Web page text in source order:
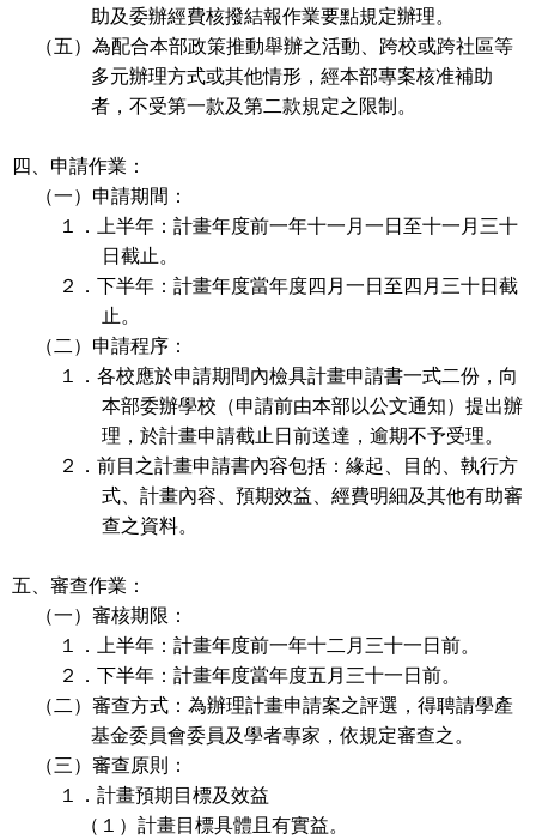
助及委辦經費核撥結報作業要點規定辦理。
（五）為配合本部政策推動舉辦之活動、跨校或跨社區等
多元辦理方式或其他情形，經本部專案核准補助
者，不受第一款及第二款規定之限制。
四、申請作業：
（一）申請期間：
１．上半年：計畫年度前一年十一月一日至十一月三十
日截止。
２．下半年：計畫年度當年度四月一日至四月三十日截
止。
（二）申請程序：
１．各校應於申請期間內檢具計畫申請書一式二份，向
本部委辦學校（申請前由本部以公文通知）提出辦
理，於計畫申請截止日前送達，逾期不予受理。
２．前目之計畫申請書內容包括：緣起、目的、執行方
式、計畫內容、預期效益、經費明細及其他有助審
查之資料。
五、審查作業：
（一）審核期限：
１．上半年：計畫年度前一年十二月三十一日前。
２．下半年：計畫年度當年度五月三十一日前。
（二）審查方式：為辦理計畫申請案之評選，得聘請學產
基金委員會委員及學者專家，依規定審查之。
（三）審查原則：
１．計畫預期目標及效益
（１）計畫目標具體且有實益。